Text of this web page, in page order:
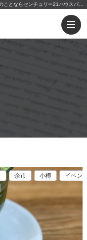
余市 小樽
イベン